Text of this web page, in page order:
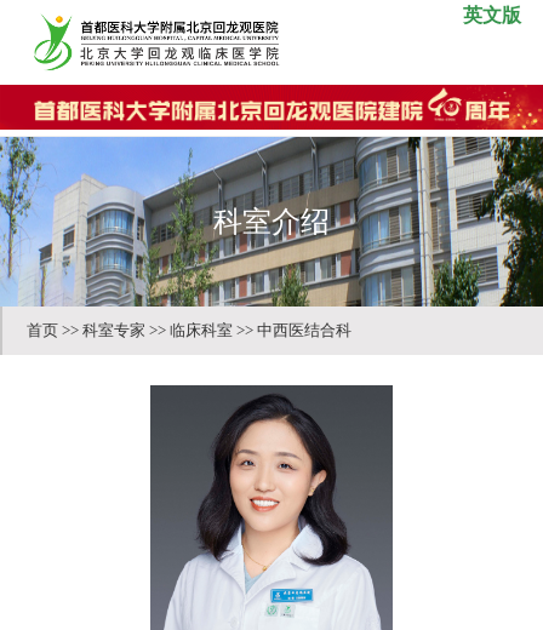
英文版
科室介绍
首页 >> 科室专家 >> 临床科室 >> 中西医结合科